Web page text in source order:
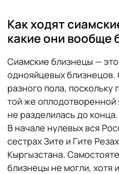
Как ходят
какие они вообще
Сиамские близнецы —
однояйцевых близнецов.
разного пола, поскольку
той же оплодотворенной
не разделилась до конца.
В начале нулевых вся
сестрах Зите и Гите
Кыргызстана.
близнецы не могли, хотя